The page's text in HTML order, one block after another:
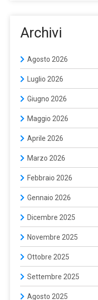
Archivi
Agosto 2026
Luglio 2026
Giugno 2026
Maggio 2026
Aprile 2026
Marzo 2026
Febbraio 2026
Gennaio 2026
Dicembre 2025
Novembre 2025
Ottobre 2025
Settembre 2025
Agosto 2025